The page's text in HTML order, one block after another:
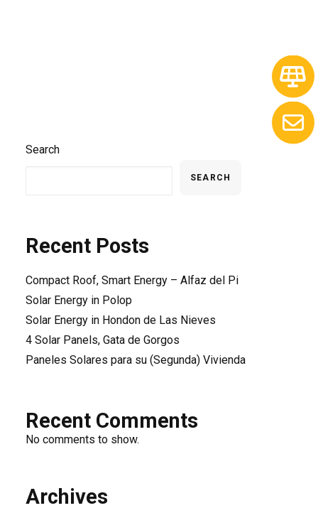
Search
SEARCH
Recent Posts
Compact Roof, Smart Energy – Alfaz del Pi
Solar Energy in Polop
Solar Energy in Hondon de Las Nieves
4 Solar Panels, Gata de Gorgos
Paneles Solares para su (Segunda) Vivienda
Recent Comments
No comments to show.
Archives